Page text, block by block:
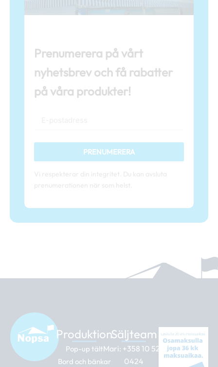
Prenumerera på vårt
nyhetsbrev och få rabatter
på våra produkter!
PRENUMERERA
Produktion
Pop-up tält
Bord och bänkar
Säljteam
Mari: +358 10 526
0424